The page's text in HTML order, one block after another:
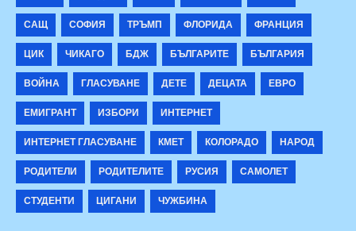
САЩ
СОФИЯ ТРЪМП ФЛОРИДА
ФРАНЦИЯ
ЦИК
ЧИКАГО БДЖ БЪЛГАРИТЕ
БЪЛГАРИЯ
ВОЙНА
ГЛАСУВАНЕ ДЕТЕ ДЕЦАТА
ЕВРО
ЕМИГРАНТ
ИЗБОРИ
ИНТЕРНЕТ
ИНТЕРНЕТ ГЛАСУВАНЕ
КМЕТ КОЛОРАДО
НАРОД
РОДИТЕЛИ
РОДИТЕЛИТЕ РУСИЯ
САМОЛЕТ
СТУДЕНТИ
ЦИГАНИ ЧУЖБИНА